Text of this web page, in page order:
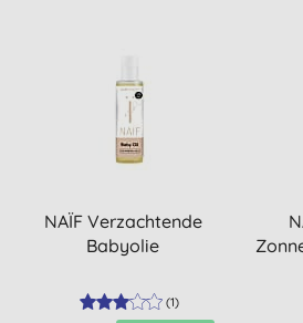
NAÏF Verzachtende
Babyolie
(1)